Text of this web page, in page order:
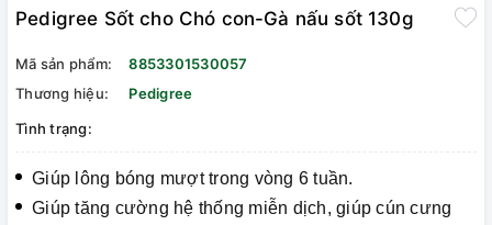
Pedigree Sốt cho Chó con-Gà nấu sốt 130g
Mã sản phẩm:
8853301530057
Thương hiệu:
Pedigree
Tình trạng:
Giúp lông bóng mượt trong vòng 6 tuần.
Giúp tăng cường hệ thống miễn dịch, giúp cún cưng